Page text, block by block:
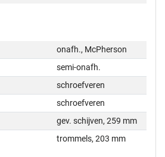
onafh., McPherson
semi-onafh.
schroefveren
schroefveren
gev. schijven, 259 mm
trommels, 203 mm